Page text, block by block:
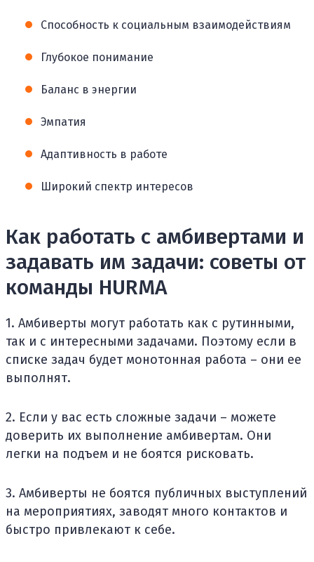
Способность к социальным взаимодействиям
Глубокое понимание
Баланс в энергии
Эмпатия
Адаптивность в работе
Широкий спектр интересов
Как работать с амбивертами и
задавать им задачи: советы от
команды HURMA
1. Амбиверты могут работать как с рутинными,
так и с интересными задачами. Поэтому если в
списке задач будет монотонная работа – они ее
выполнят.
2. Если у вас есть сложные задачи – можете
доверить их выполнение амбивертам. Они
легки на подъем и не боятся рисковать.
3. Амбиверты не боятся публичных выступлений
на мероприятиях, заводят много контактов и
быстро привлекают к себе.